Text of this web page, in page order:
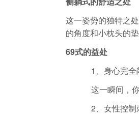
这一姿势的独特之
的角度和小枕头的
69式的益处
1、身心完全
这一瞬间，
2、女性控